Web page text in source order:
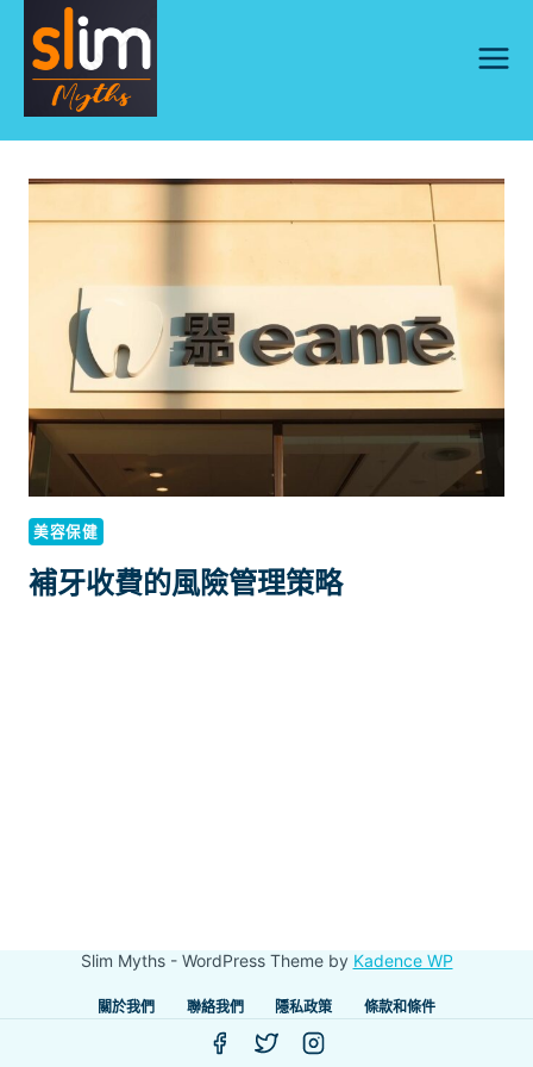
content
美容保健
補牙收費的風險管理策略
Slim Myths - WordPress Theme by Kadence WP
關於我們 聯絡我們 隱私政策 條款和條件